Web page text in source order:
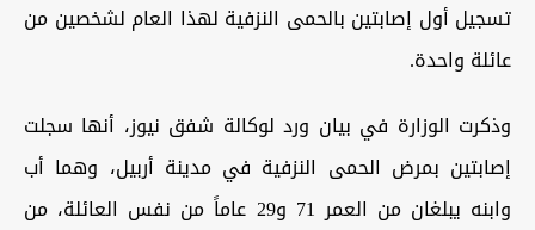
تسجيل أول إصابتين بالحمى النزفية لهذا العام لشخصين من
عائلة واحدة.
وذكرت الوزارة في بيان ورد لوكالة شفق نيوز، أنها سجلت
إصابتين بمرض الحمى النزفية في مدينة أربيل، وهما أب
وابنه يبلغان من العمر 71 و29 عاماً من نفس العائلة، من